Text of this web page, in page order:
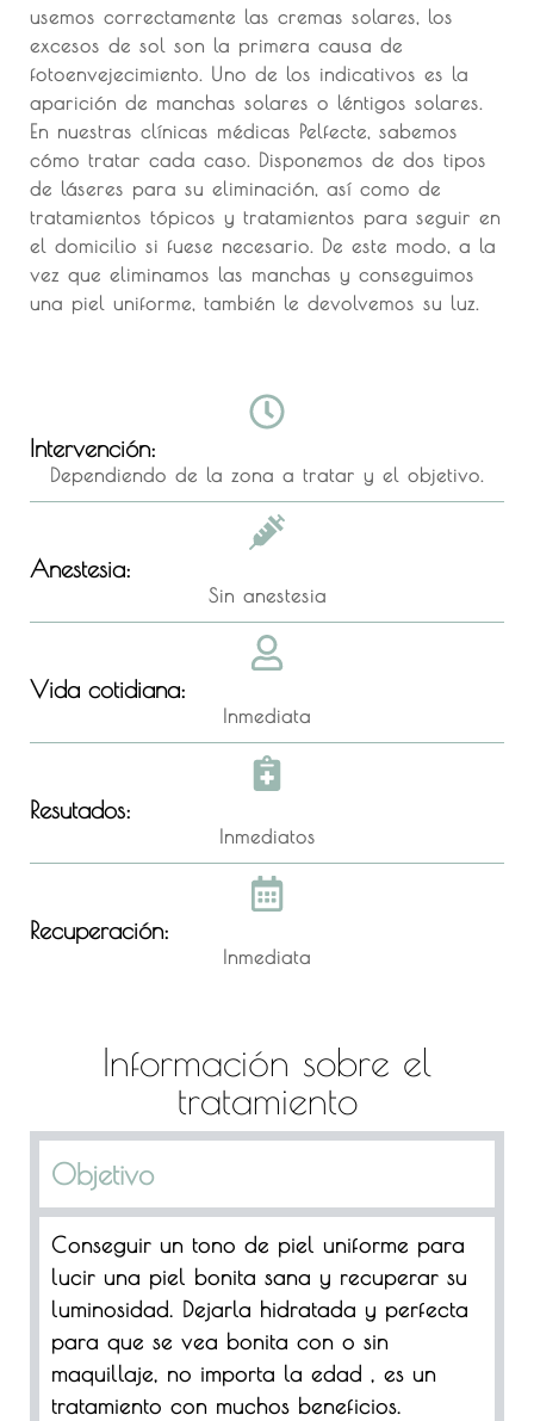
usemos correctamente las cremas solares, los
excesos de sol son la primera causa de
fotoenvejecimiento. Uno de los indicativos es la
aparición de manchas solares o léntigos solares.
En nuestras clínicas médicas Pelfecte, sabemos
cómo tratar cada caso. Disponemos de dos tipos
de láseres para su eliminación, así como de
tratamientos tópicos y tratamientos para seguir en
el domicilio si fuese necesario. De este modo, a la
vez que eliminamos las manchas y conseguimos
una piel uniforme, también le devolvemos su luz.
Intervención:
Dependiendo de la zona a tratar y el objetivo.
Anestesia:
Sin anestesia
Vida cotidiana:
Inmediata
Resutados:
Inmediatos
Recuperación:
Inmediata
Información sobre el
tratamiento
Objetivo
Conseguir un tono de piel uniforme para
lucir una piel bonita sana y recuperar su
luminosidad. Dejarla hidratada y perfecta
para que se vea bonita con o sin
maquillaje, no importa la edad , es un
tratamiento con muchos beneficios.